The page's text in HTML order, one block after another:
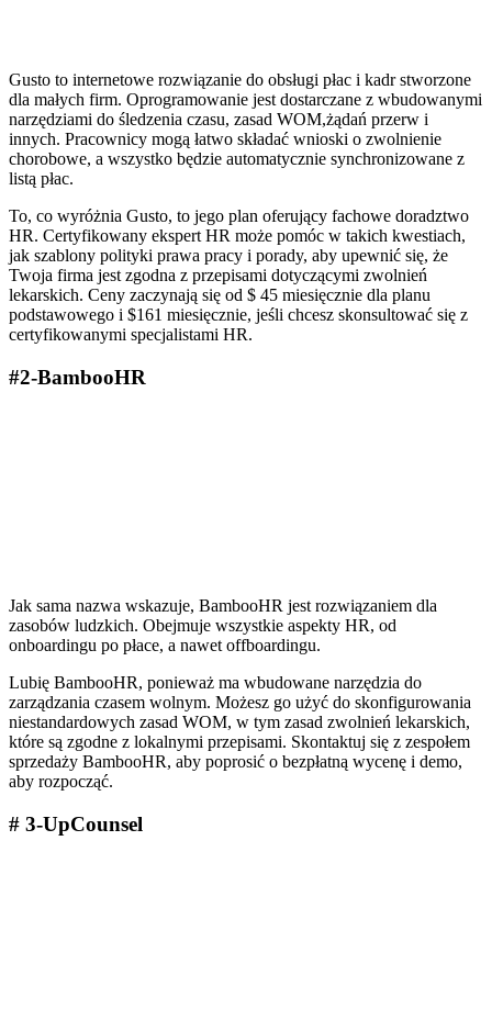
Gusto to internetowe rozwiązanie do obsługi płac i kadr stworzone
dla małych firm. Oprogramowanie jest dostarczane z wbudowanymi
narzędziami do śledzenia czasu, zasad WOM,żądań przerw i
innych. Pracownicy mogą łatwo składać wnioski o zwolnienie
chorobowe, a wszystko będzie automatycznie synchronizowane z
listą płac.
To, co wyróżnia Gusto, to jego plan oferujący fachowe doradztwo
HR. Certyfikowany ekspert HR może pomóc w takich kwestiach,
jak szablony polityki prawa pracy i porady, aby upewnić się, że
Twoja firma jest zgodna z przepisami dotyczącymi zwolnień
lekarskich. Ceny zaczynają się od $ 45 miesięcznie dla planu
podstawowego i $161 miesięcznie, jeśli chcesz skonsultować się z
certyfikowanymi specjalistami HR.
#2-BambooHR
Jak sama nazwa wskazuje, BambooHR jest rozwiązaniem dla
zasobów ludzkich. Obejmuje wszystkie aspekty HR, od
onboardingu po płace, a nawet offboardingu.
Lubię BambooHR, ponieważ ma wbudowane narzędzia do
zarządzania czasem wolnym. Możesz go użyć do skonfigurowania
niestandardowych zasad WOM, w tym zasad zwolnień lekarskich,
które są zgodne z lokalnymi przepisami. Skontaktuj się z zespołem
sprzedaży BambooHR, aby poprosić o bezpłatną wycenę i demo,
aby rozpocząć.
# 3-UpCounsel